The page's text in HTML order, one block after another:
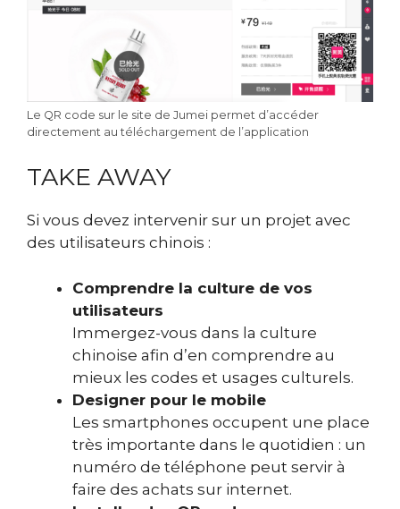
Le QR code sur le site de Jumei permet d’accéder
directement au téléchargement de l’application
TAKE AWAY
Si vous devez intervenir sur un projet avec
des utilisateurs chinois :
Comprendre la culture de vos
utilisateurs
Immergez-vous dans la culture
chinoise afin d’en comprendre au
mieux les codes et usages culturels.
Designer pour le mobile
Les smartphones occupent une place
très importante dans le quotidien : un
numéro de téléphone peut servir à
faire des achats sur internet.